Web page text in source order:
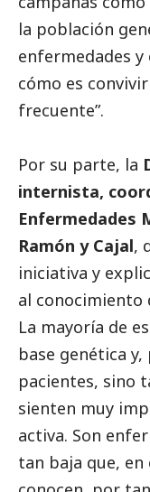
la población
enfermedades
cómo es
frecuente”.
Por su parte, la
internista,
Enfermedades
Ramón y Cajal,
iniciativa y
al conocimiento
La mayoría de
base genética
pacientes, sino
sienten muy
activa. Son
tan baja que, en